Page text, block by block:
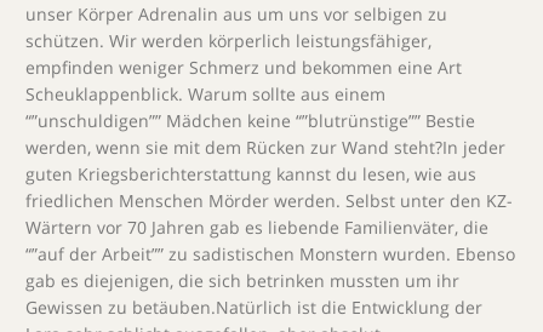
unser Körper Adrenalin aus um uns vor selbigen zu
schützen. Wir werden körperlich leistungsfähiger,
empfinden weniger Schmerz und bekommen eine Art
Scheuklappenblick. Warum sollte aus einem
“”unschuldigen”” Mädchen keine “”blutrünstige”” Bestie
werden, wenn sie mit dem Rücken zur Wand steht?In jeder
guten Kriegsberichterstattung kannst du lesen, wie aus
friedlichen Menschen Mörder werden. Selbst unter den KZ-
Wärtern vor 70 Jahren gab es liebende Familienväter, die
“”auf der Arbeit”” zu sadistischen Monstern wurden. Ebenso
gab es diejenigen, die sich betrinken mussten um ihr
Gewissen zu betäuben.Natürlich ist die Entwicklung der